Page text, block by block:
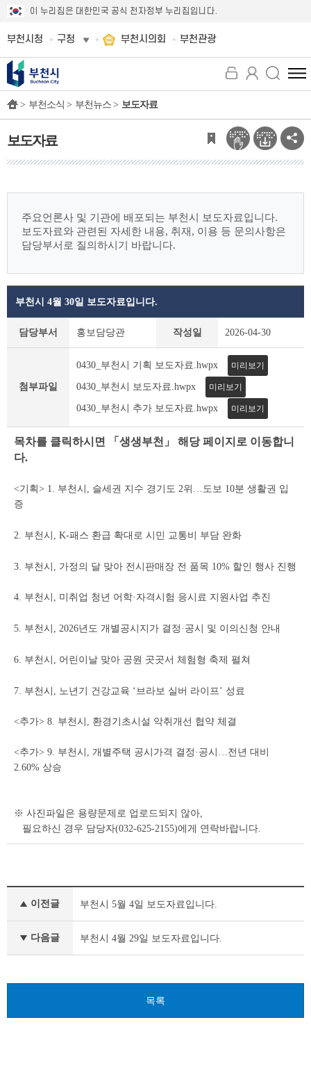
이 누리집은 대한민국 공식 전자정부 누리집입니다.
부천시청 구청 부천시의회 부천관광
전
체
뉴
보
기
> 부천소식 > 부천뉴스 > 보도자료
보도자료
주요언론사 및 기관에 배포되는 부천시 보도자료입니다.
보도자료와 관련된 자세한 내용, 취재, 이용 등 문의사항은
담당부서로 질의하시기 바랍니다.
테
부천시 4월 30일 보도자료입니다.
담당부서 홍보담당관 작성일 2026-04-30
첨부파일
0430_부천시 기획 보도자료.hwpx 미리보기
0430_부천시 보도자료.hwpx 미리보기
0430_부천시 추가 보도자료.hwpx 미리보기
목차를 클릭하시면 「생생부천」 해당 페이지로 이동합니
다.
<기획> 1. 부천시, 슬세권 지수 경기도 2위…도보 10분 생활권 입
증
2. 부천시, K-패스 환급 확대로 시민 교통비 부담 완화
3. 부천시, 가정의 달 맞아 전시판매장 전 품목 10% 할인 행사 진행
4. 부천시, 미취업 청년 어학·자격시험 응시료 지원사업 추진
5. 부천시, 2026년도 개별공시지가 결정·공시 및 이의신청 안내
6. 부천시, 어린이날 맞아 공원 곳곳서 체험형 축제 펼쳐
7. 부천시, 노년기 건강교육 ‘브라보 실버 라이프’ 성료
<추가> 8. 부천시, 환경기초시설 악취개선 협약 체결
<추가> 9. 부천시, 개별주택 공시가격 결정·공시…전년 대비
2.60% 상승
※ 사진파일은 용량문제로 업로드되지 않아,
필요하신 경우 담당자(032-625-2155)에게 연락바랍니다.
자
글
이전글 부천시 5월 4일 보도자료입니다.
다음글 부천시 4월 29일 보도자료입니다.
목록